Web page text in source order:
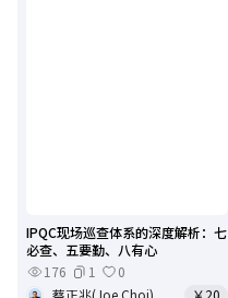
IPQC现场巡查体系的深度解析：七
必查、五要勤、八有心
176
1
0